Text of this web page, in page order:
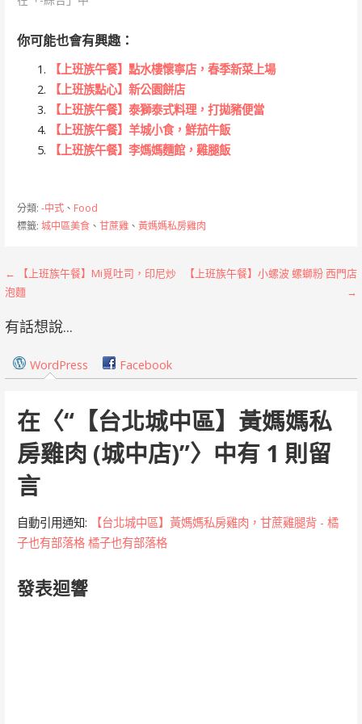
你可能也會有興趣：
【上班族午餐】點水樓懷寧店，春季新菜上場
【上班族點心】新公園餅店
【上班族午餐】泰獅泰式料理，打拋豬便當
【上班族午餐】羊城小食，鮮茄牛飯
【上班族午餐】李媽媽麵館，雞腿飯
分類: -中式、 Food
標籤: 城中區美食、 甘蔗雞、 黃媽媽私房雞肉
文
章
導
覽
← 【上班族午餐】Mi覓吐司，印尼炒
泡麵
【上班族午餐】小螺波 螺螄粉 西門店
→
有話想說...
WordPress Facebook
在〈“【台北城中區】黃媽媽私
房雞肉 (城中店)”〉中有 1 則留
言
自動引用通知:
【台北城中區】黃媽媽私房雞肉，甘蔗雞腿背 - 橘
子也有部落格 橘子也有部落格
發表迴響